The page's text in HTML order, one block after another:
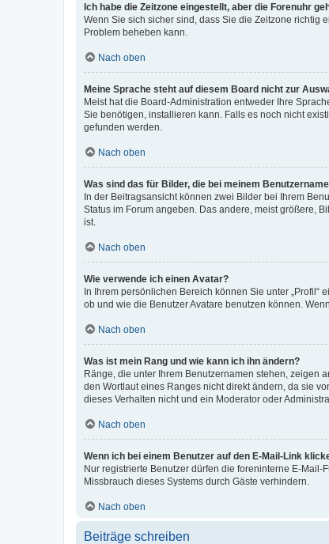
Ich habe die Zeitzone eingestellt, aber die Forenuhr
Wenn Sie sich sicher sind, dass Sie die Zeitzone richtig
Problem beheben kann.
Nach oben
Meine Sprache steht auf diesem Board nicht zur
Meist hat die Board-Administration entweder Ihre
Sie benötigen, installieren kann. Falls es noch nicht
gefunden werden.
Nach oben
Was sind das für Bilder, die bei meinem
In der Beitragsansicht können zwei Bilder bei Ihrem
Status im Forum angeben. Das andere, meist größere,
ist.
Nach oben
Wie verwende ich einen Avatar?
In Ihrem persönlichen Bereich können Sie unter
ob und wie die Benutzer Avatare benutzen können.
Nach oben
Was ist mein Rang und wie kann ich ihn ändern?
Ränge, die unter Ihrem Benutzernamen stehen, zeigen
den Wortlaut eines Ranges nicht direkt ändern, da sie
dieses Verhalten nicht und ein Moderator oder
Nach oben
Wenn ich bei einem Benutzer auf den E-Mail-Link
Nur registrierte Benutzer dürfen die foreninterne E-
Missbrauch dieses Systems durch Gäste verhindern.
Nach oben
Beiträge schreiben